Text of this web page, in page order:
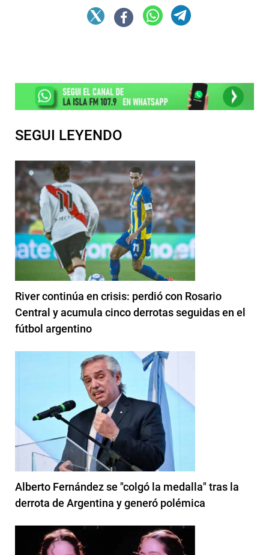
SEGUI LEYENDO
River continúa en crisis: perdió con Rosario
Central y acumula cinco derrotas seguidas en el
fútbol argentino
Alberto Fernández se "colgó la medalla" tras la
derrota de Argentina y generó polémica